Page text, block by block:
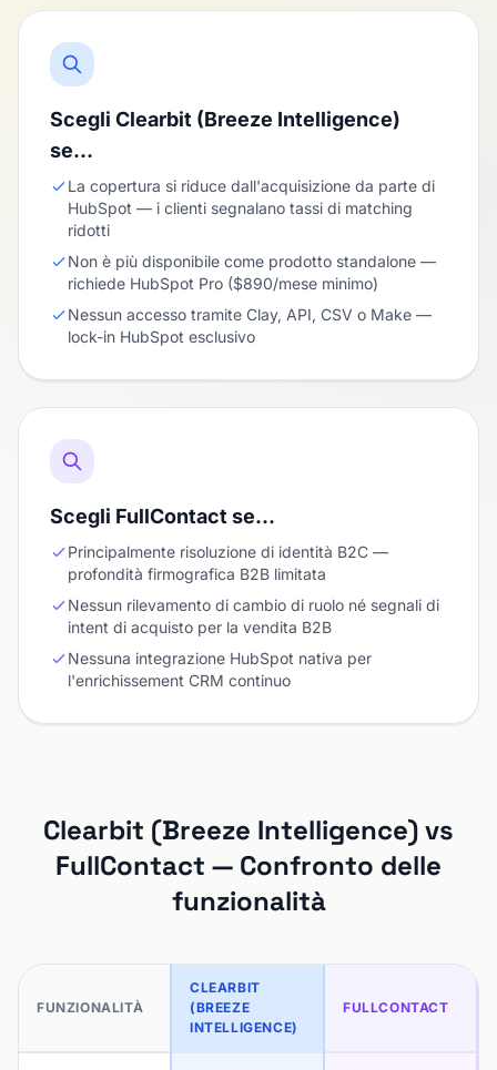
Scegli Clearbit (Breeze Intelligence)
se…
La copertura si riduce dall'acquisizione da parte di
HubSpot — i clienti segnalano tassi di matching
ridotti
Non è più disponibile come prodotto standalone —
richiede HubSpot Pro ($890/mese minimo)
Nessun accesso tramite Clay, API, CSV o Make —
lock-in HubSpot esclusivo
Scegli FullContact se…
Principalmente risoluzione di identità B2C —
profondità firmografica B2B limitata
Nessun rilevamento di cambio di ruolo né segnali di
intent di acquisto per la vendita B2B
Nessuna integrazione HubSpot nativa per
l'enrichissement CRM continuo
Clearbit (Breeze Intelligence) vs
FullContact — Confronto delle
funzionalità
FUNZIONALITÀ
CLEARBIT
(BREEZE
INTELLIGENCE)
FULLCONTACT